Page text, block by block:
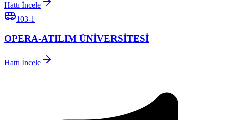
Hattı İncele
103-1
OPERA-ATILIM ÜNİVERSİTESİ
Hattı İncele